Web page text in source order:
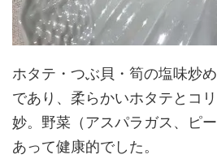
ホタテ・つぶ貝・筍の塩味炒
であり、柔らかいホタテとコ
妙。野菜（アスパラガス、ピ
あって健康的でした。